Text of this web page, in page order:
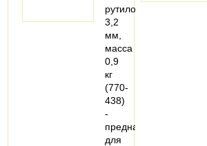
рутиловые,
3,2
мм,
масса
0,9
кг
(770-
438)
-
предназначен
для